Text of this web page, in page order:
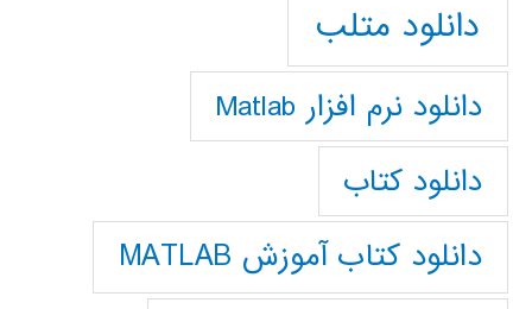
دانلود متلب
دانلود نرم افزار Matlab
دانلود کتاب
دانلود کتاب آموزش MATLAB